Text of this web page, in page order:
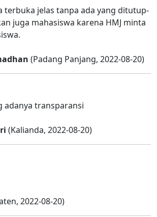
terbuka jelas tanpa ada yang ditutup-
juga mahasiswa karena HMJ minta
(Padang Panjang, 2022-08-20)
adanya transparansi
(Kalianda, 2022-08-20)
2022-08-20)